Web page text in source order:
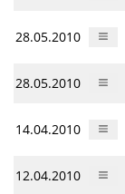
28.05.2010
28.05.2010
14.04.2010
12.04.2010